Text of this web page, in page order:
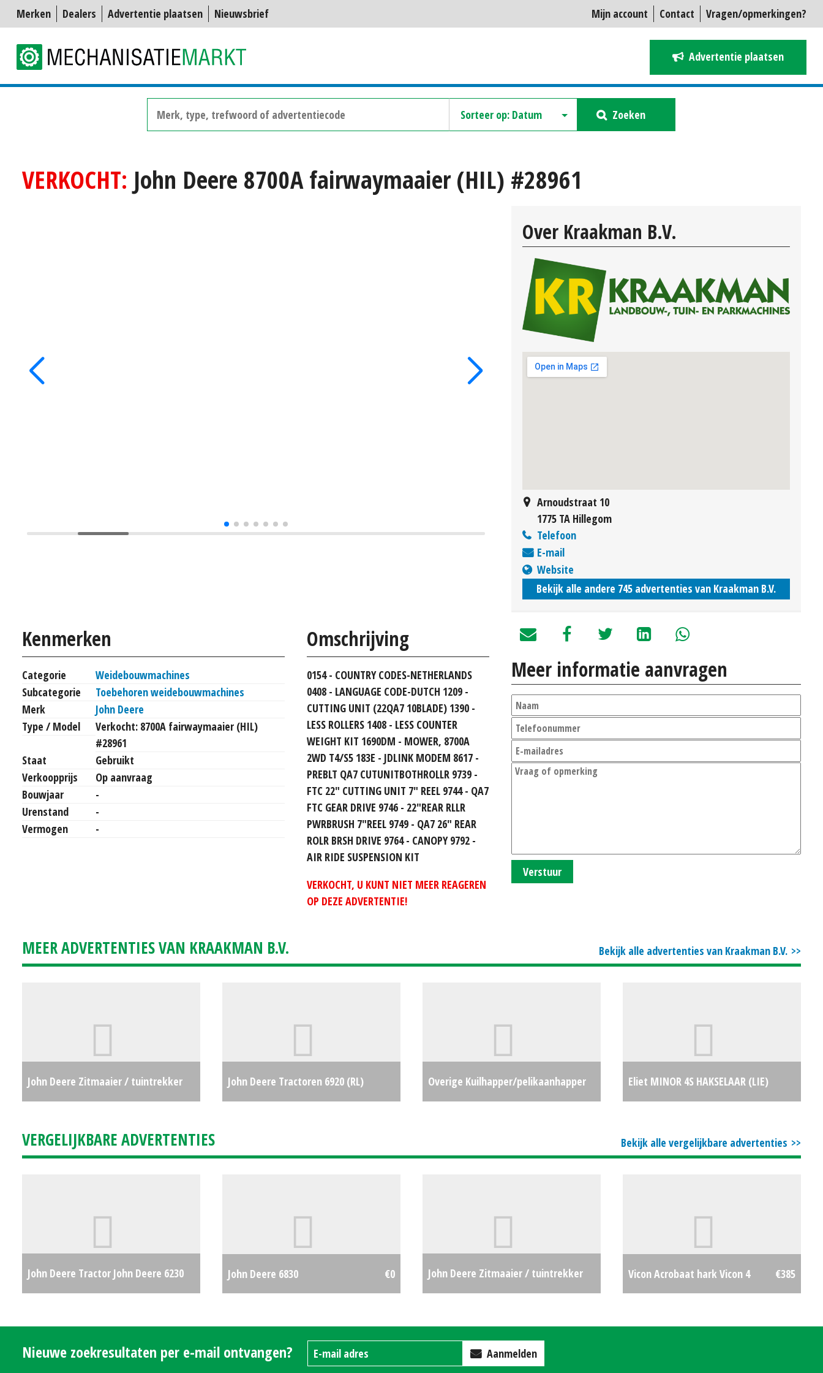
Mijn account Contact Vragen/opmerkingen?
Merken Dealers Advertentie plaatsen Nieuwsbrief
Advertentie plaatsen
Zoeken
VERKOCHT: John Deere 8700A fairwaymaaier (HIL) #28961
Kenmerken
Categorie
Weidebouwmachines
Subcategorie
Toebehoren weidebouwmachines
Merk
John Deere
Type / Model
Verkocht: 8700A fairwaymaaier (HIL)
#28961
Staat
Gebruikt
Verkoopprijs
Op aanvraag
Bouwjaar
-
Urenstand
-
Vermogen
-
Omschrijving
0154 - COUNTRY CODES-NETHERLANDS
0408 - LANGUAGE CODE-DUTCH 1209 -
CUTTING UNIT (22QA7 10BLADE) 1390 -
LESS ROLLERS 1408 - LESS COUNTER
WEIGHT KIT 1690DM - MOWER, 8700A
2WD T4/S5 183E - JDLINK MODEM 8617 -
PREBLT QA7 CUTUNITBOTHROLLR 9739 -
FTC 22" CUTTING UNIT 7" REEL 9744 - QA7
FTC GEAR DRIVE 9746 - 22"REAR RLLR
PWRBRUSH 7"REEL 9749 - QA7 26" REAR
ROLR BRSH DRIVE 9764 - CANOPY 9792 -
AIR RIDE SUSPENSION KIT
VERKOCHT, U KUNT NIET MEER REAGEREN
OP DEZE ADVERTENTIE!
Over Kraakman B.V.
Arnoudstraat 10
1775 TA Hillegom
Telefoon
E-mail
Website
Bekijk alle andere 745 advertenties van Kraakman B.V.
Meer informatie aanvragen
Verstuur
Bekijk alle advertenties van Kraakman B.V.
MEER ADVERTENTIES VAN KRAAKMAN B.V.
John Deere Zitmaaier / tuintrekker
John Deere Tractoren 6920 (RL)
Overige Kuilhapper/pelikaanhapper
Eliet MINOR 4S HAKSELAAR (LIE)
Bekijk alle vergelijkbare advertenties
VERGELIJKBARE ADVERTENTIES
John Deere Tractor John Deere 6230
John Deere 6830 €0
John Deere Zitmaaier / tuintrekker
Vicon Acrobaat hark Vicon 4 €385
Nieuwe zoekresultaten per e-mail ontvangen? Aanmelden